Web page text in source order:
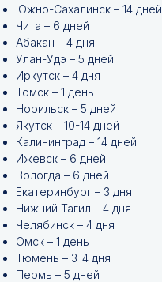
Южно-Сахалинск – 14 дней
Чита – 6 дней
Абакан – 4 дня
Улан-Удэ – 5 дней
Иркутск – 4 дня
Томск – 1 день
Норильск – 5 дней
Якутск – 10-14 дней
Калининград – 14 дней
Ижевск – 6 дней
Вологда – 6 дней
Екатеринбург – 3 дня
Нижний Тагил – 4 дня
Челябинск – 4 дня
Омск – 1 день
Тюмень – 3-4 дня
Пермь – 5 дней